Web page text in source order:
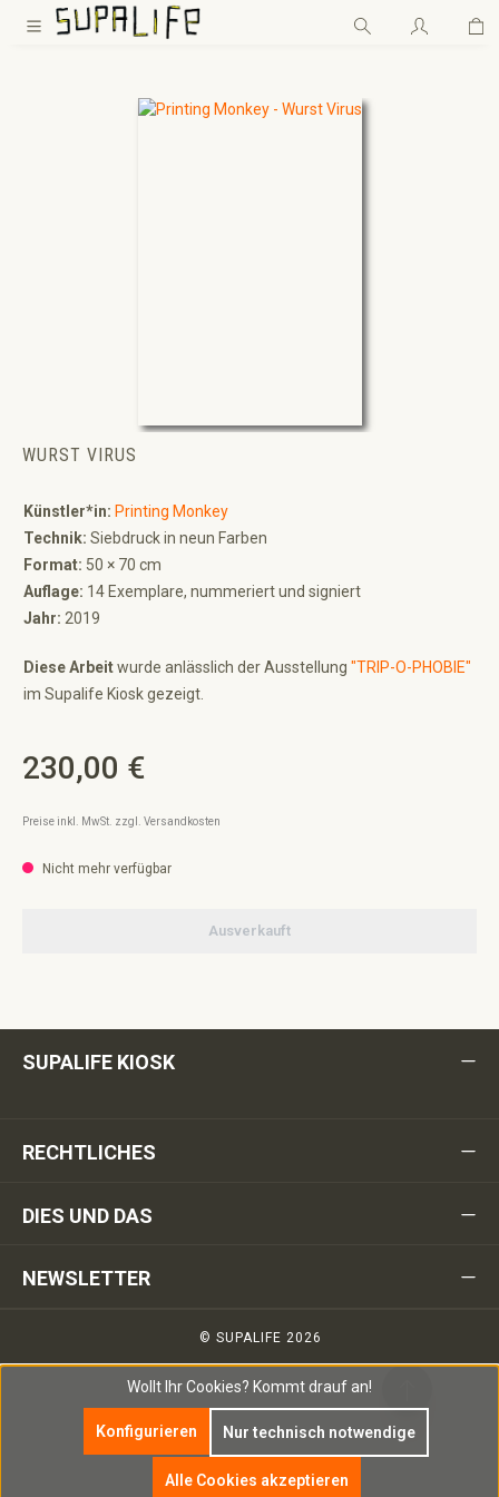
Zum Hauptinhalt springen
WURST VIRUS
Künstler*in: Printing Monkey
Technik: Siebdruck in neun Farben
Format: 50 × 70 cm
Auflage: 14 Exemplare, nummeriert und signiert
Jahr: 2019
Diese Arbeitwurde anlässlich der Ausstellung "TRIP-O-PHOBIE"
im Supalife Kiosk gezeigt.
Regulärer Preis:
230,00 €
Preise inkl. MwSt. zzgl. Versandkosten
Nicht mehr verfügbar
Ausverkauft
SUPALIFE KIOSK
RECHTLICHES
DIES UND DAS
NEWSLETTER
© SUPALIFE 2026
Wollt Ihr Cookies? Kommt drauf an!
Nur technisch notwendige
Konfigurieren
Alle Cookies akzeptieren